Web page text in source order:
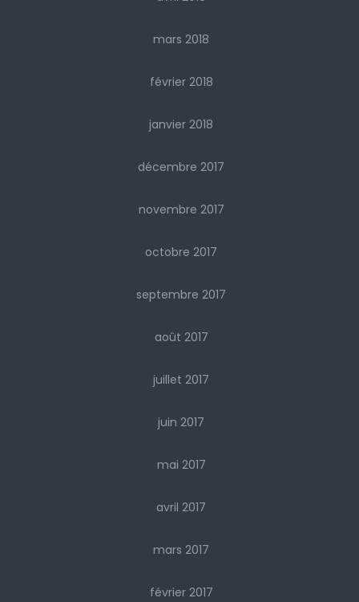
mars 2018
février 2018
janvier 2018
décembre 2017
novembre 2017
octobre 2017
septembre 2017
août 2017
juillet 2017
juin 2017
mai 2017
avril 2017
mars 2017
février 2017